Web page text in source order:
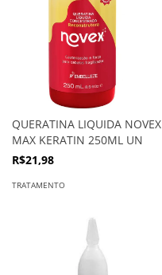
QUERATINA LIQUIDA NOVEX
MAX KERATIN 250ML UN
R$21,98
TRATAMENTO